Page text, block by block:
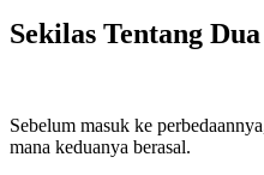
Sekilas Tentang
Sebelum masuk ke
mana keduanya berasal.